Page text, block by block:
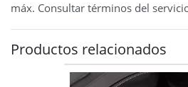
máx. Consultar términos del
Productos relacionados